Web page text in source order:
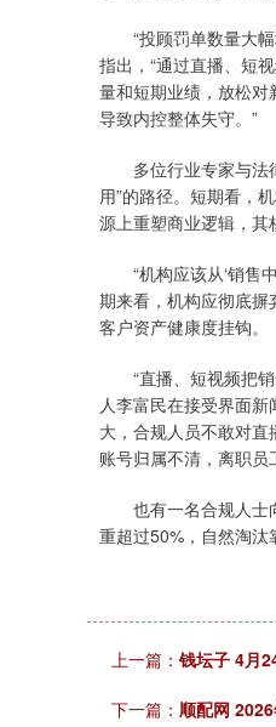
“投顾罚单数量大幅
指出，“通过直播、短
量和短期业绩，放松
导致内控整体失守。”
多位行业专家与法律
用”的路径。短期看，
源上重塑商业逻辑，其
“机构应该从‘销售中
期来看，机构应彻底摒
客户资产健康度挂钩。
“直播、短视频把销
人李富民在接受界面
大，合规人员不敢对
账号归属不清，离职员
也有一名合规人士向
重超过50%，自然淘汰
上一篇： 钱坛子 4月
下一篇： 顺配网